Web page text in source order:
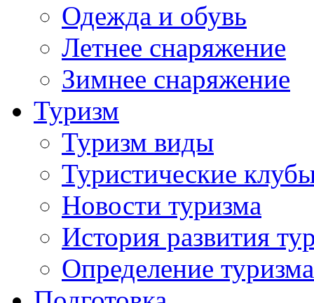
Одежда и обувь
Летнее снаряжение
Зимнее снаряжение
Туризм
Туризм виды
Туристические
Новости туризма
История развития
Определение туризма